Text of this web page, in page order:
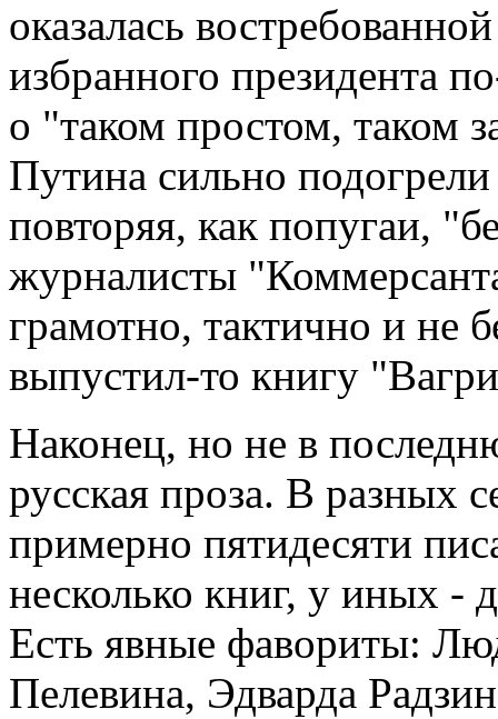
оказалась
избранного президента
о "таком простом, таком
Путина сильно
повторяя, как попугаи,
журналисты
грамотно, тактично и не
выпустил-то книгу
Наконец, но не в
русская проза. В разных
примерно пятидесяти
несколько книг, у иных -
Есть явные фавориты:
Пелевина, Эдварда